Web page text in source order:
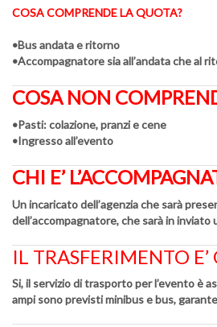
COSA COMPRENDE LA QUOTA?
•Bus andata e ritorno
•Accompagnatore sia all’andata che al
COSA NON
•Pasti: colazione, pranzi e cene
•Ingresso all’evento
CHI E’
Un incaricato dell’agenzia che sarà
dell’accompagnatore, che sarà in
IL TRASFERIMENTO
Si, il servizio di trasporto per l’evento è
ampi sono previsti minibus e bus,